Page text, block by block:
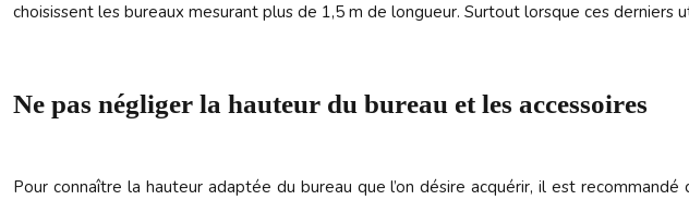
choisissent les bureaux mesurant plus de 1,5 m de longueur. Surtout lorsque ces derniers
Ne pas négliger la hauteur du bureau et les accessoires
Pour connaître la hauteur adaptée du bureau que l’on désire acquérir, il est